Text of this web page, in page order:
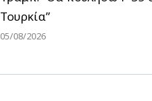
Τουρκία”
05/08/2026